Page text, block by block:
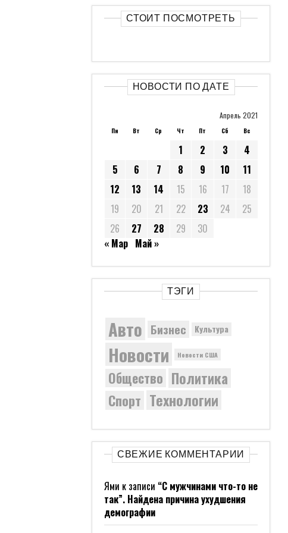
СТОИТ ПОСМОТРЕТЬ
НОВОСТИ ПО ДАТЕ
Апрель 2021
Пн Вт Ср Чт Пт Сб Вс
1 2 3
4
5
6 7 8 9 10
11
12
13 14 15 16 17
18
19
20 21 22 23 24
25
26
27 28 29
30
« Мар Май »
ТЭГИ
Авто Бизнес Культура
Новости Новости США
Общество Политика
Спорт Технологии
СВЕЖИЕ КОММЕНТАРИИ
Ями к записи “С мужчинами что-то не
так”. Найдена причина ухудшения
демографии